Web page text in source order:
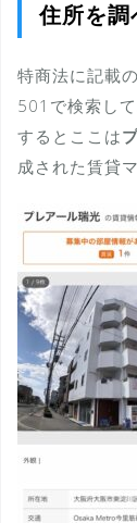
住所を調
特商法に記載
501で検索して
するとここは
成された賃貸